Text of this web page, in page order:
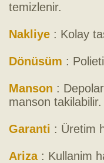
temizlenir.
Nakliye : Kolay
Dönüsüm :
Manson :
manson takilabilir.
Garanti : Üretim
Ariza : Kullanim